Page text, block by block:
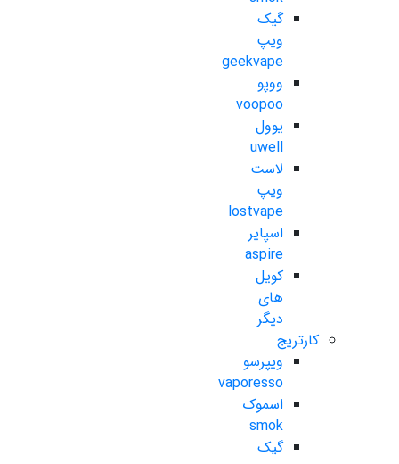
گیک
ویپ
geekvape
ووپو
voopoo
یوول
uwell
لاست
ویپ
lostvape
اسپایر
aspire
کویل
های
دیگر
کارتریج
ویپرسو
vaporesso
اسموک
smok
گیک